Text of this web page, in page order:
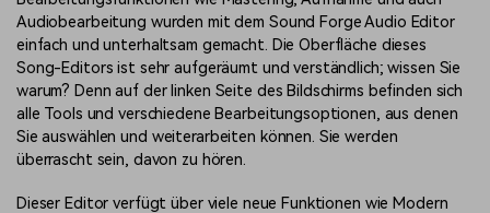
Audiobearbeitung wurden mit dem Sound Forge Audio Editor
einfach und unterhaltsam gemacht. Die Oberfläche dieses
Song-Editors ist sehr aufgeräumt und verständlich; wissen Sie
warum? Denn auf der linken Seite des Bildschirms befinden sich
alle Tools und verschiedene Bearbeitungsoptionen, aus denen
Sie auswählen und weiterarbeiten können. Sie werden
überrascht sein, davon zu hören.
Dieser Editor verfügt über viele neue Funktionen wie Modern